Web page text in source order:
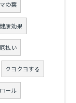
の葉
康効果
厄払い
クヨクヨする
ール